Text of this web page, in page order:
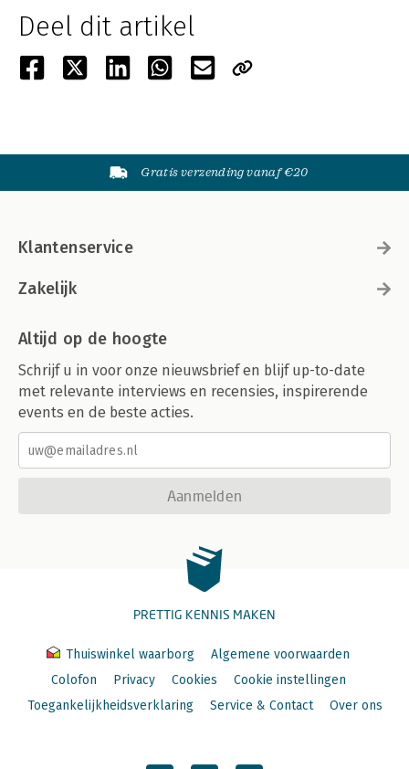
Deel dit artikel
Gratis verzending vanaf €20
Klantenservice
Zakelijk
Altijd op de hoogte
Schrijf u in voor onze nieuwsbrief en blijf up-to-date
met relevante interviews en recensies, inspirerende
events en de beste acties.
Aanmelden
PRETTIG KENNIS MAKEN
Thuiswinkel waarborg
Algemene voorwaarden
Colofon
Privacy Cookies
Cookie instellingen
Toegankelijkheidsverklaring
Service & Contact Over ons